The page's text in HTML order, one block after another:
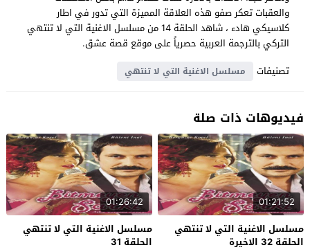
والعقبات تعكر صفو هذه العلاقة المميزة التي تدور في اطار
كلاسيكي هادء ، شاهد الحلقة 14 من مسلسل الاغنية التي لا تنتهي
التركي بالترجمة العربية حصرياً على موقع قصة عشق.
تصنيفات
مسلسل الاغنية التي لا تنتهي
فيديوهات ذات صلة
01:21:52
مسلسل الاغنية التي لا تنتهي
الحلقة 32 الاخيرة
01:26:42
مسلسل الاغنية التي لا تنتهي
الحلقة 31